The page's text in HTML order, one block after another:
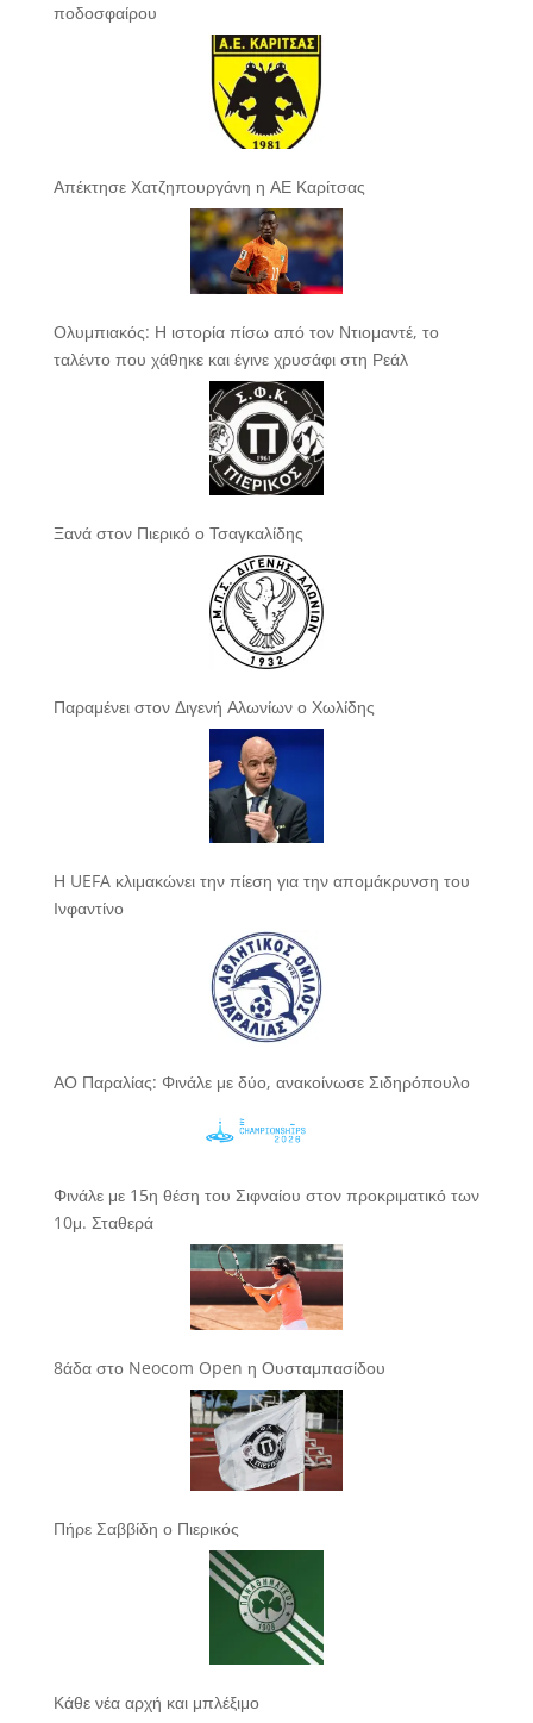
ποδοσφαίρου
Απέκτησε Χατζηπουργάνη η ΑΕ Καρίτσας
Ολυμπιακός: Η ιστορία πίσω από τον Ντιομαντέ, το
ταλέντο που χάθηκε και έγινε χρυσάφι στη Ρεάλ
Ξανά στον Πιερικό ο Τσαγκαλίδης
Παραμένει στον Διγενή Αλωνίων ο Χωλίδης
Η UEFA κλιμακώνει την πίεση για την απομάκρυνση του
Ινφαντίνο
ΑΟ Παραλίας: Φινάλε με δύο, ανακοίνωσε Σιδηρόπουλο
Φινάλε με 15η θέση του Σιφναίου στον προκριματικό των
10μ. Σταθερά
8άδα στο Neocom Open η Ουσταμπασίδου
Πήρε Σαββίδη ο Πιερικός
Κάθε νέα αρχή και μπλέξιμο